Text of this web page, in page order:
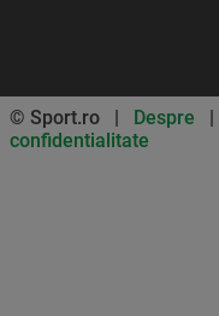
© Sport.ro | Despre |
confidentialitate